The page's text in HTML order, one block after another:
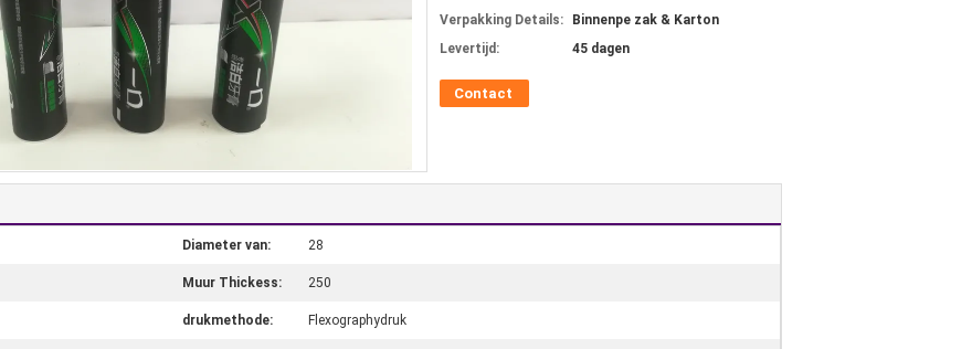
Verpakking Details:
Binnenpe zak & Karton
Levertijd:
45 dagen
Contact
Diameter van: 28
Muur Thickess: 250
drukmethode: Flexographydruk